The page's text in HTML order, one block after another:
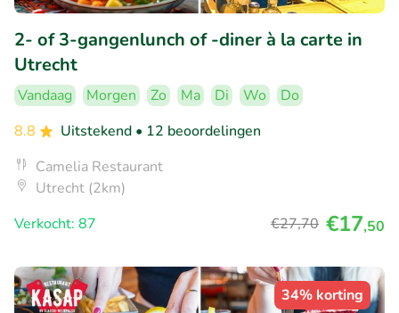
2- of 3-gangenlunch of -diner à la carte in
Utrecht
Vandaag Morgen Zo Ma Di Wo
Do
8.8
Uitstekend • 12 beoordelingen
Camelia Restaurant
Utrecht (2km)
Verkocht: 87
€27,70 €17,50
34% korting